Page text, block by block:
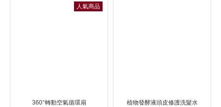
人氣商品
360°轉動空氣循環扇
植物發酵液頭皮修護洗髮水